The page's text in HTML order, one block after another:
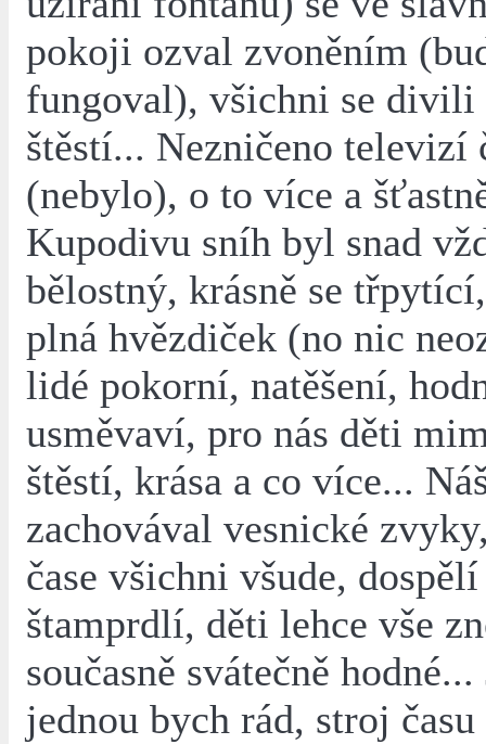
pokoji ozval zvoněním
fungoval), všichni se divili
štěstí... Nezničeno televizí
(nebylo), o to více a
Kupodivu sníh byl snad
bělostný, krásně se
plná hvězdiček (no nic
lidé pokorní, natěšení,
usměvaví, pro nás děti
štěstí, krása a co více...
zachovával vesnické
čase všichni všude, dospělí
štamprdlí, děti lehce vše
současně svátečně hodné...
jednou bych rád, stroj